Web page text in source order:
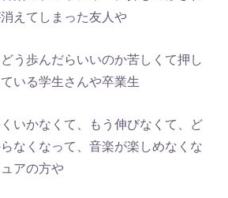
えてしまった友人や
う歩んだらいいのか苦しくて押し
いる学生さんや卒業生
いかなくて、もう伸びなくて、ど
なくなって、音楽が楽しめなくな
アの方や